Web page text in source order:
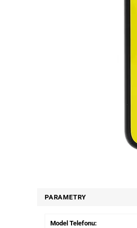
PARAMETRY
Model Telefonu: